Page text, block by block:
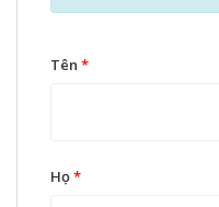
Tên *
Họ*